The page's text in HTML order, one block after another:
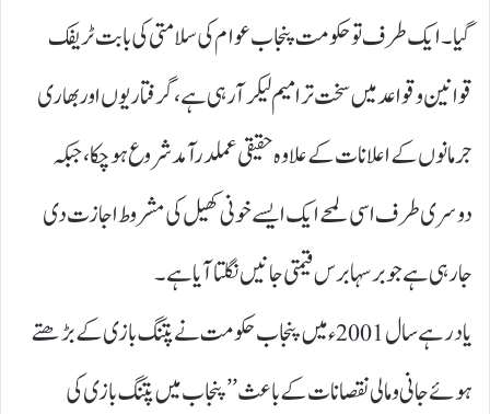
گیا۔ ایک طرف تو حکومت پنجاب عوام کی سلامتی کی بابت ٹریفک
قوانین و قواعد میں سخت ترامیم لیکر آرہی ہے، گرفتاریوں اور بھاری
جرمانوں کے اعلانات کے علاوہ حقیقی عملدرآمد شروع ہوچکا، جبکہ
دوسری طرف اسی لمحے ایک ایسے خونی کھیل کی مشروط اجازت دی
جارہی ہے جو برسہا برس قیمتی جانیں نگلتا آیا ہے۔
یاد رہے سال 2001ء میں پنجاب حکومت نے پتنگ بازی کے بڑھتے
ہوئے جانی و مالی نقصانات کے باعث ’’ پنجاب میں پتنگ بازی کی